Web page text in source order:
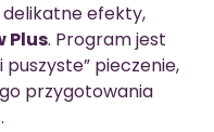
efekty,
Plus. Program jest
pieczenie,
przygotowania
.